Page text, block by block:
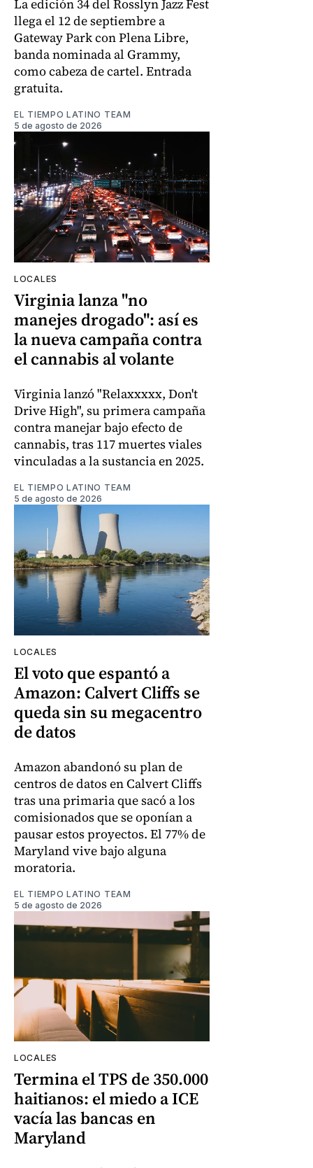
La edición 34 del Rosslyn Jazz Fest
llega el 12 de septiembre a
Gateway Park con Plena Libre,
banda nominada al Grammy,
como cabeza de cartel. Entrada
gratuita.
EL TIEMPO LATINO TEAM
5 de agosto de 2026
LOCALES
Virginia lanza "no
manejes drogado": así es
la nueva campaña contra
el cannabis al volante
Virginia lanzó "Relaxxxxx, Don't
Drive High", su primera campaña
contra manejar bajo efecto de
cannabis, tras 117 muertes viales
vinculadas a la sustancia en 2025.
EL TIEMPO LATINO TEAM
5 de agosto de 2026
LOCALES
El voto que espantó a
Amazon: Calvert Cliffs se
queda sin su megacentro
de datos
Amazon abandonó su plan de
centros de datos en Calvert Cliffs
tras una primaria que sacó a los
comisionados que se oponían a
pausar estos proyectos. El 77% de
Maryland vive bajo alguna
moratoria.
EL TIEMPO LATINO TEAM
5 de agosto de 2026
LOCALES
Termina el TPS de 350.000
haitianos: el miedo a ICE
vacía las bancas en
Maryland